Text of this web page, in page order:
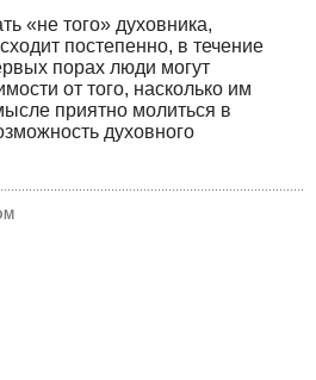
«не того» духовника,
постепенно, в течение
порах люди могут
от того, насколько им
приятно молиться в
духовного